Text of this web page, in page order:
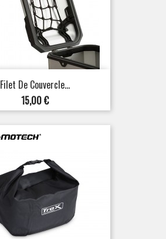
Filet De Couvercle...
Prix
15,00 €